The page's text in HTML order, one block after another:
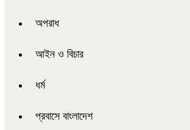
অপরাধ
আইন ও বিচার
ধর্ম
প্রবাসে বাংলাদেশ